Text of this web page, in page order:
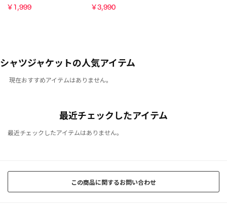
￥1,999 ￥3,990
シャツジャケットの人気アイテム
現在おすすめアイテムはありません。
最近チェックしたアイテム
最近チェックしたアイテムはありません。
この商品に関するお問い合わせ